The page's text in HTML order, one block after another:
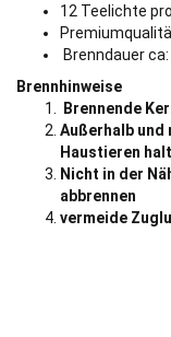
12 Teelichte
Brenndauer
Brennhinweise
Brennende
Außerhalb und
Haustieren
Nicht in der
abbrennen
vermeide